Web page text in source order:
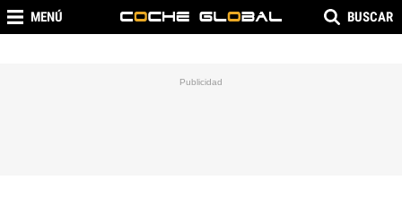
MENÚ BUSCAR